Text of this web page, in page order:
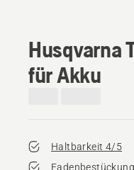
Husqvarna
für Akku
Haltbarkeit 4/5